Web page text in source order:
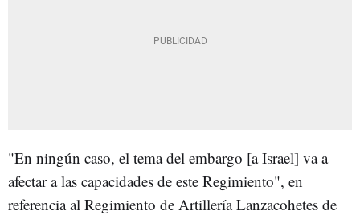
"En ningún caso, el tema del embargo [a Israel] va a
afectar a las capacidades de este Regimiento", en
referencia al Regimiento de Artillería Lanzacohetes de